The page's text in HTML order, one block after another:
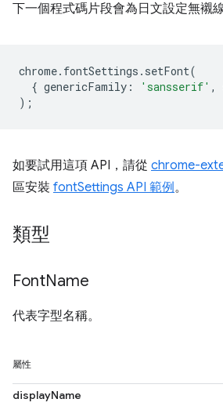
下一個程式碼片段會為日文設定無襯線
chrome. fontSettings . setFont(
{ genericFamily : 'sansserif' ,
);
如要試用這項 API，請從 chrome-
區安裝 fontSettings API 範例。
類型
FontName
代表字型名稱。
屬性
displayName